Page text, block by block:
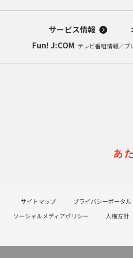
サービス情報
Fun! J:COM テレビ番組情報／プ
サイトマップ プライバシーポータル
ソーシャルメディアポリシー
人権方針